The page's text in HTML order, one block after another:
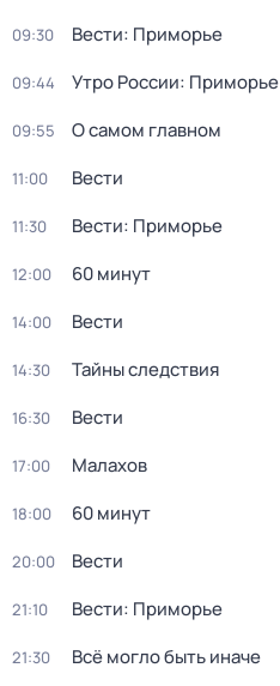
09:30 Вести: Приморье
09:44 Утро России: Приморье
09:55 О самом главном
11:00 Вести
11:30 Вести: Приморье
12:00 60 минут
14:00 Вести
14:30 Тайны следствия
16:30 Вести
17:00 Малахов
18:00 60 минут
20:00 Вести
21:10 Вести: Приморье
21:30 Всё могло быть иначе